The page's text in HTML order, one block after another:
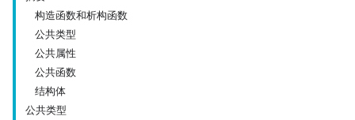
构造函数和析构函数
公共类型
公共属性
公共函数
结构体
公共类型